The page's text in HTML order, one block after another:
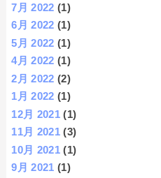
7月 2022 (1)
6月 2022 (1)
5月 2022 (1)
4月 2022 (1)
2月 2022 (2)
1月 2022 (1)
12月 2021 (1)
11月 2021 (3)
10月 2021 (1)
9月 2021 (1)